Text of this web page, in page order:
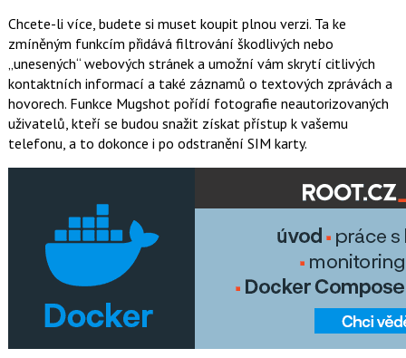
Chcete-li více, budete si muset koupit plnou verzi. Ta ke
zmíněným funkcím přidává filtrování škodlivých nebo
„unesených“ webových stránek a umožní vám skrytí citlivých
kontaktních informací a také záznamů o textových zprávách a
hovorech. Funkce Mugshot pořídí fotografie neautorizovaných
uživatelů, kteří se budou snažit získat přístup k vašemu
telefonu, a to dokonce i po odstranění SIM karty.